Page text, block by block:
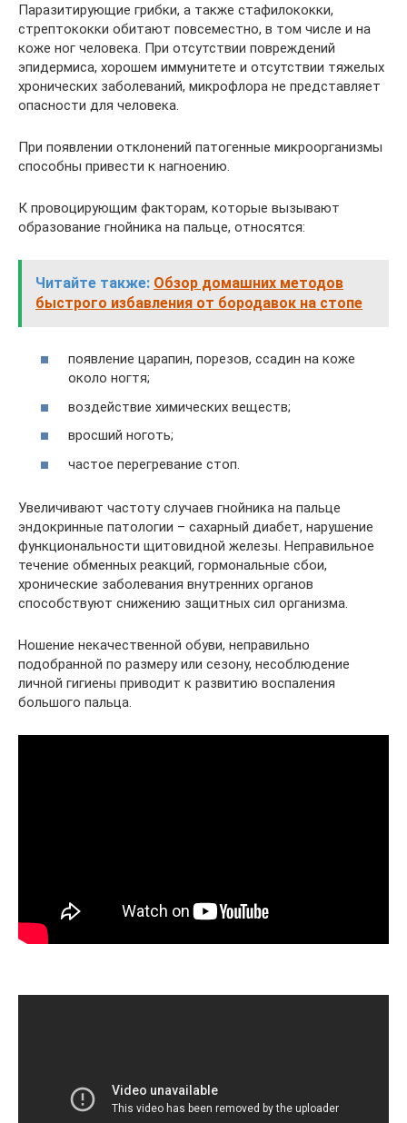
Паразитирующие грибки, а также стафилококки,
стрептококки обитают повсеместно, в том числе и на
коже ног человека. При отсутствии повреждений
эпидермиса, хорошем иммунитете и отсутствии тяжелых
хронических заболеваний, микрофлора не представляет
опасности для человека.
При появлении отклонений патогенные микроорганизмы
способны привести к нагноению.
К провоцирующим факторам, которые вызывают
образование гнойника на пальце, относятся:
Читайте также: Обзор домашних методов
быстрого избавления от бородавок на стопе
появление царапин, порезов, ссадин на коже
около ногтя;
воздействие химических веществ;
вросший ноготь;
частое перегревание стоп.
Увеличивают частоту случаев гнойника на пальце
эндокринные патологии – сахарный диабет, нарушение
функциональности щитовидной железы. Неправильное
течение обменных реакций, гормональные сбои,
хронические заболевания внутренних органов
способствуют снижению защитных сил организма.
Ношение некачественной обуви, неправильно
подобранной по размеру или сезону, несоблюдение
личной гигиены приводит к развитию воспаления
большого пальца.